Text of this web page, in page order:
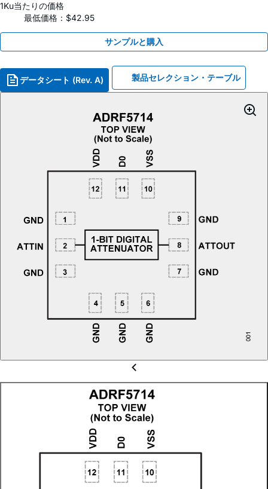
1Ku当たりの価格
最低価格：$42.95
サンプルと購入
データシート (Rev. A) 製品セレクション・テーブル